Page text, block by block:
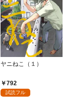
ヤニねこ（１）
792
試読フル